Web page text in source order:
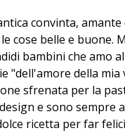
convinta, amante
cose belle e buone.
bambini che amo
"dell'amore della mia
sfrenata per la
e sono sempre
ricetta per far